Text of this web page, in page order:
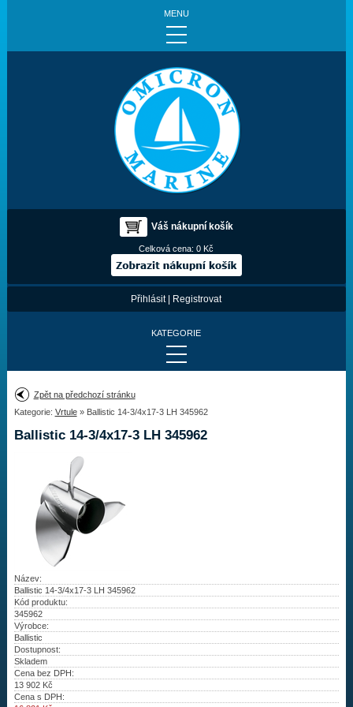
MENU
Váš nákupní košík
Celková cena:0 Kč
Přihlásit| Registrovat
KATEGORIE
Provedení:
Výrobce:
Drážky na hřídeli:
Najít vrtuli
Vrtule
Kontakty
Aktuality
Zpět na předchozí stránku
Kategorie: Vrtule» Ballistic 14-3/4x17-3 LH 345962
Ballistic 14-3/4x17-3 LH 345962
Název:
Ballistic 14-3/4x17-3 LH 345962
Kód produktu:
345962
Výrobce:
Ballistic
Dostupnost:
Skladem
Cena bez DPH:
13 902Kč
Cena s DPH: